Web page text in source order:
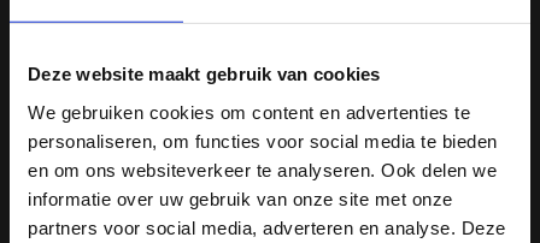
Deze website maakt gebruik van cookies
We gebruiken cookies om content en advertenties te
personaliseren, om functies voor social media te bieden
en om ons websiteverkeer te analyseren. Ook delen we
informatie over uw gebruik van onze site met onze
partners voor social media, adverteren en analyse. Deze